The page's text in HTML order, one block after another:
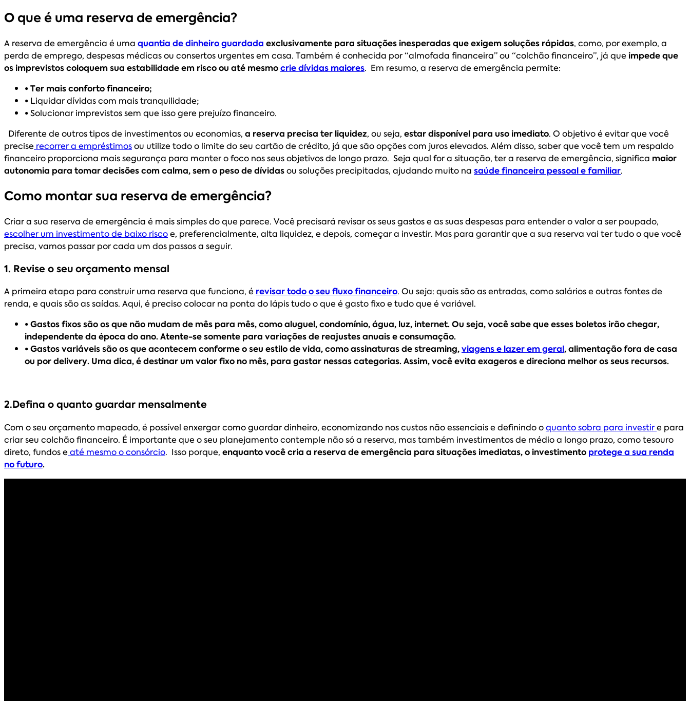
O que é uma reserva de emergência?
A reserva de emergência é uma quantia de dinheiro guardada exclusivamente para situações inesperadas que exigem soluções rápidas, como, por exemplo, a
perda de emprego, despesas médicas ou consertos urgentes em casa. Também é conhecida por “almofada financeira” ou “colchão financeiro”, já que impede que
os imprevistos coloquem sua estabilidade em risco ou até mesmocrie dívidas maiores. Em resumo, a reserva de emergência permite:
• Ter mais conforto financeiro;
• Liquidar dívidas com mais tranquilidade;
•Solucionar imprevistos sem que isso gere prejuízo financeiro.
Diferente de outros tipos de investimentos ou economias, a reserva precisa ter liquidez, ou seja, estar disponível para uso imediato. O objetivo é evitar que você
precise recorrer a empréstimosou utilize todo o limite do seu cartão de crédito, já que são opções com juros elevados. Além disso, saber que você tem um respaldo
financeiro proporciona mais segurança para manter o foco nos seus objetivos de longo prazo. Seja qual for a situação, ter a reserva de emergência, significa maior
autonomia para tomar decisões com calma, sem o peso de dívidasou soluções precipitadas, ajudando muito na saúde financeira pessoal e familiar.
Como montar sua reserva de emergência?
Criar a sua reserva de emergência é mais simples do que parece. Você precisará revisar os seus gastos e as suas despesas para entender o valor a ser poupado,
escolher um investimento de baixo riscoe, preferencialmente, alta liquidez, e depois, começar a investir. Mas para garantir que a sua reserva vai ter tudo o que você
precisa, vamos passar por cada um dos passos a seguir.
1. Revise o seu orçamento mensal
A primeira etapa para construir uma reserva que funciona, é revisar todo o seu fluxo financeiro. Ou seja: quais são as entradas, como salários e outras fontes de
renda, e quais são as saídas. Aqui, é preciso colocar na ponta do lápis tudo o que é gasto fixo e tudo que é variável.
• Gastos fixos são os que não mudam de mês para mês, como aluguel, condomínio, água, luz, internet. Ou seja, você sabe que esses boletos irão chegar,
independente da época do ano. Atente-se somente para variações de reajustes anuais e consumação.
• Gastos variáveis são os que acontecem conforme o seu estilo de vida, como assinaturas de streaming,viagens e lazer em geral, alimentação fora de casa
ou por delivery. Uma dica, é destinar um valor fixo no mês, para gastar nessas categorias. Assim, você evita exageros e direciona melhor os seus recursos.
2.Defina o quanto guardar mensalmente
Com o seu orçamento mapeado, é possível enxergar como guardar dinheiro, economizando nos custos não essenciais e definindo oquanto sobra para investire para
criar seu colchão financeiro. É importante que o seu planejamento contemple não só a reserva, mas também investimentos de médio a longo prazo, como tesouro
direto, fundos eaté mesmo o consórcio. Isso porque, enquanto você cria a reserva de emergência para situações imediatas, o investimento protege a sua renda
no futuro.